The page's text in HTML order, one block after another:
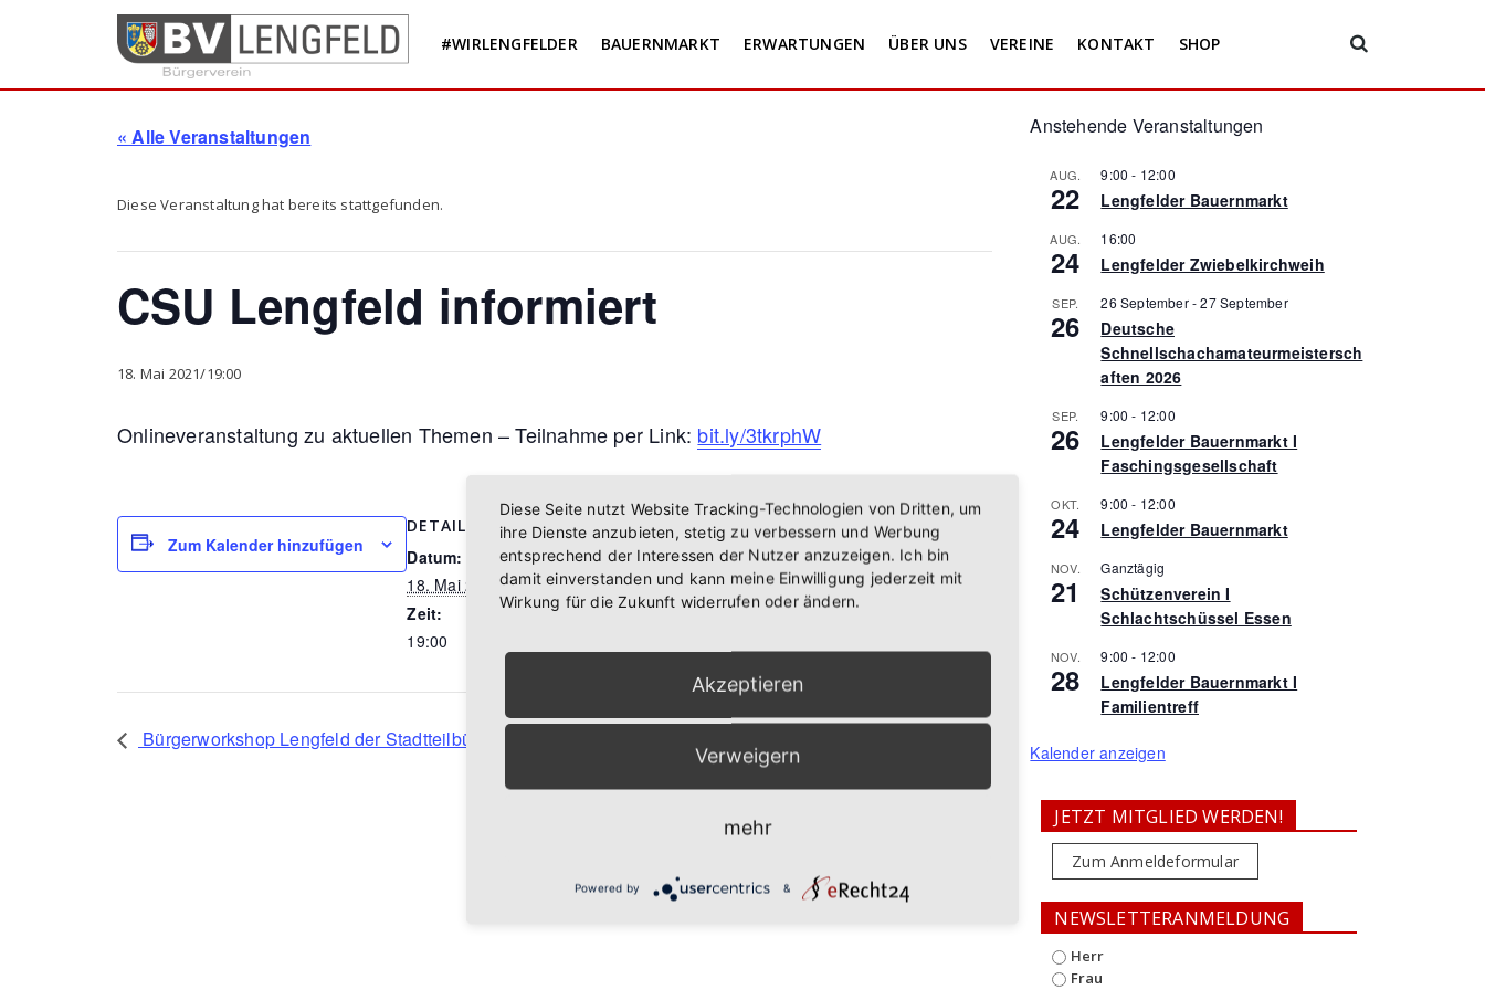
#WIRLENGFELDER BAUERNMARKT ERWARTUNGEN ÜBER UNS VEREINE KONTAKT SHOP
« Alle Veranstaltungen
Diese Veranstaltung hat bereits stattgefunden.
CSU Lengfeld informiert
18. Mai 2021/19:00
Onlineveranstaltung zu aktuellen Themen – Teilnahme per Link: bit.ly/3tkrphW
Zum Kalender hinzufügen
DETAILS
Datum:
18. Mai 2021
Zeit:
19:00
VERANSTALTER
CSU Lengfeld
Bürgerworkshop Lengfeld der Stadtteilbücherei
Anstehende Veranstaltungen
AUG.
22
9:00 - 12:00
Lengfelder Bauernmarkt
AUG.
24
16:00
Lengfelder Zwiebelkirchweih
SEP.
26
26 September-27 September
Deutsche
Schnellschachamateurmeistersch
aften 2026
SEP.
26
9:00 - 12:00
Lengfelder Bauernmarkt I
Faschingsgesellschaft
OKT.
24
9:00 - 12:00
Lengfelder Bauernmarkt
NOV.
21
Ganztägig
Schützenverein I
Schlachtschüssel Essen
NOV.
28
9:00 - 12:00
Lengfelder Bauernmarkt I
Familientreff
Kalender anzeigen
JETZT MITGLIED WERDEN!
Zum Anmeldeformular
NEWSLETTERANMELDUNG
Herr
Frau
Diese Seite nutzt Website Tracking-Technologien von Dritten, um
ihre Dienste anzubieten, stetig zu verbessern und Werbung
entsprechend der Interessen der Nutzer anzuzeigen. Ich bin
damit einverstanden und kann meine Einwilligung jederzeit mit
Wirkung für die Zukunft widerrufen oder ändern.
Akzeptieren
Verweigern
mehr
Powered by &